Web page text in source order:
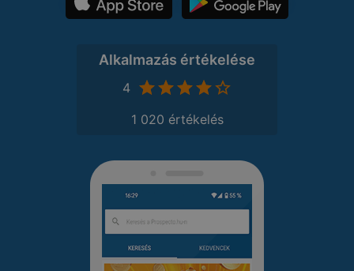
Alkalmazás értékelése
4
1 020 értékelés